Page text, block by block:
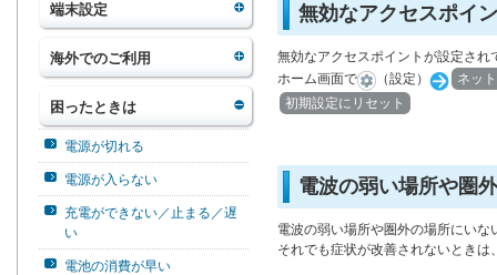
端末設定
海外でのご利用
困ったときは
電源が切れる
電源が入らない
充電ができない／止まる／遅
い
電池の消費が早い
無効なアクセスポイ
無効なアクセスポイントが設定さ
ホーム画面で
（設定）
ネッ
初期設定にリセット
電波の弱い場所や圏
電波の弱い場所や圏外の場所にいな
それでも症状が改善されないとき